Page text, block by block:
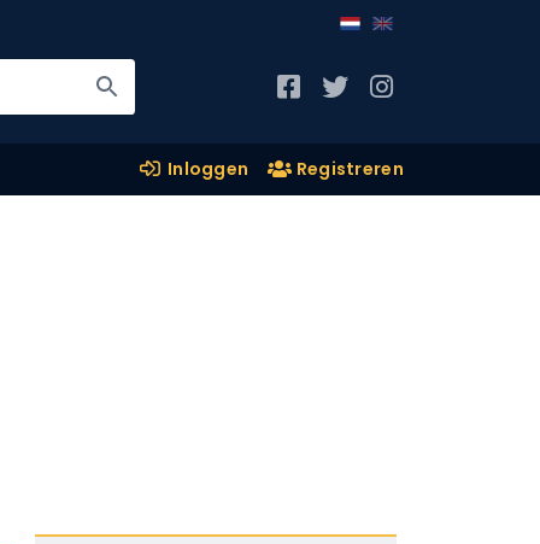
Inloggen Registreren